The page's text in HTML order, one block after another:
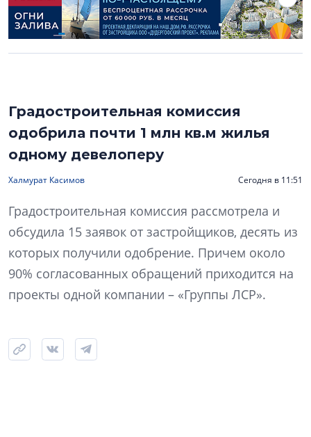
Градостроительная комиссия
одобрила почти 1 млн кв.м жилья
одному девелоперу
Халмурат Касимов Сегодня в 11:51
Градостроительная комиссия рассмотрела и
обсудила 15 заявок от застройщиков, десять из
которых получили одобрение. Причем около
90% согласованных обращений приходится на
проекты одной компании – «Группы ЛСР».